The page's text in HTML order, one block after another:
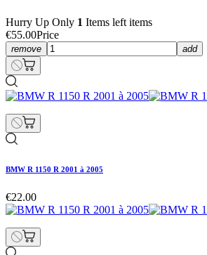
Hurry Up Only 1 Items left items
€55.00Price
remove add
BMW R 1150 R 2001 à 2005
€22.00